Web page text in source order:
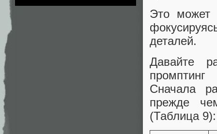
Это может
деталей.
Давайте
Сначала
прежде
(Таблица 9):